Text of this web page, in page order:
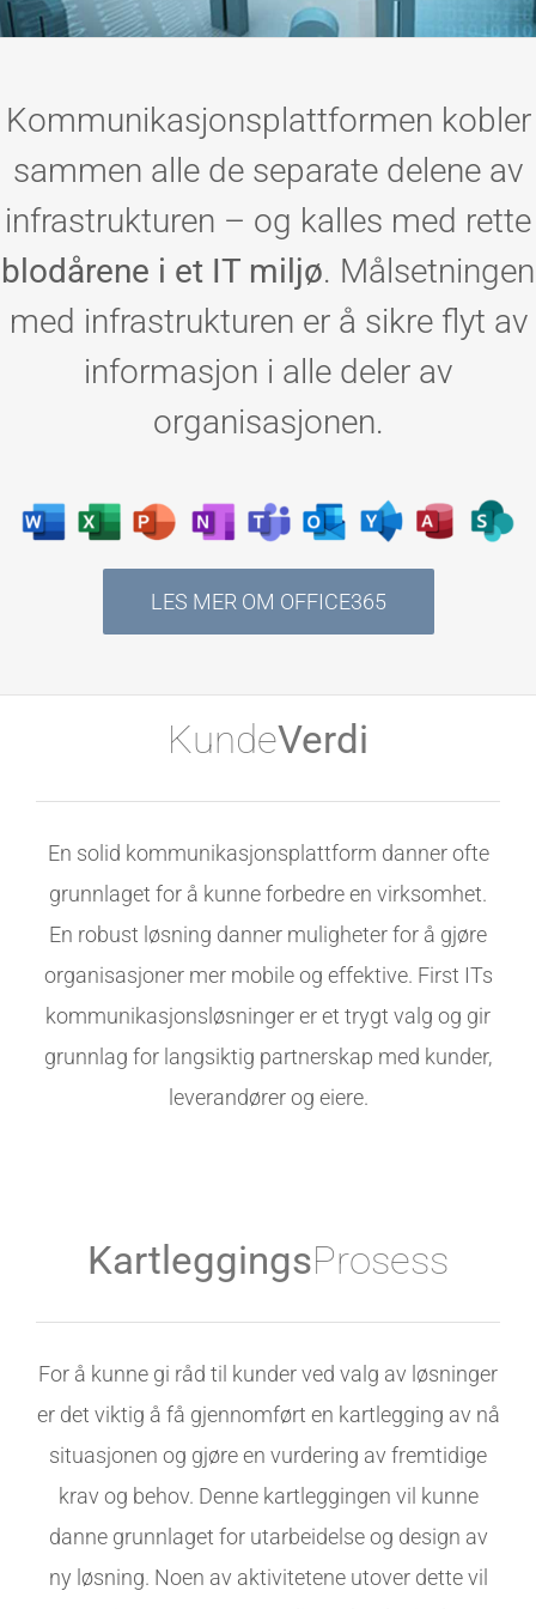
Kommunikasjonsplattformen kobler
sammen alle de separate delene av
infrastrukturen – og kalles med rette
blodårene i et IT miljø. Målsetningen
med infrastrukturen er å sikre flyt av
informasjon i alle deler av
organisasjonen.
LES MER OM OFFICE365
KundeVerdi
En solid kommunikasjonsplattform danner ofte
grunnlaget for å kunne forbedre en virksomhet.
En robust løsning danner muligheter for å gjøre
organisasjoner mer mobile og effektive. First ITs
kommunikasjonsløsninger er et trygt valg og gir
grunnlag for langsiktig partnerskap med kunder,
leverandører og eiere.
KartleggingsProsess
For å kunne gi råd til kunder ved valg av løsninger
er det viktig å få gjennomført en kartlegging av nå
situasjonen og gjøre en vurdering av fremtidige
krav og behov. Denne kartleggingen vil kunne
danne grunnlaget for utarbeidelse og design av
ny løsning. Noen av aktivitetene utover dette vil